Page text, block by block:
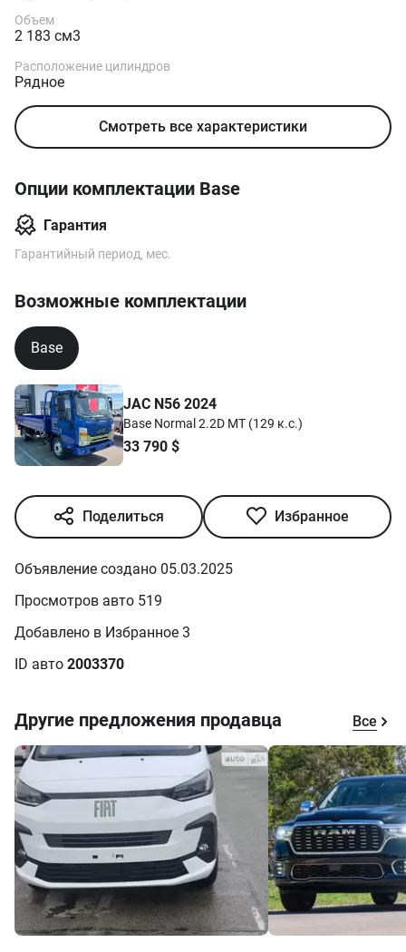
Объем
2 183 см3
Расположение цилиндров
Рядное
Смотреть все характеристики
Опции комплектации Base
Гарантия
Гарантийный период, мес.
Возможные комплектации
Base
JAC N56 2024
Base Normal 2.2D MT (129 к.с.)
33 790 $
Поделиться Избранное
Объявление создано 05.03.2025
Просмотров авто 519
Добавлено в Избранное 3
ID авто 2003370
Другие предложения продавца Все